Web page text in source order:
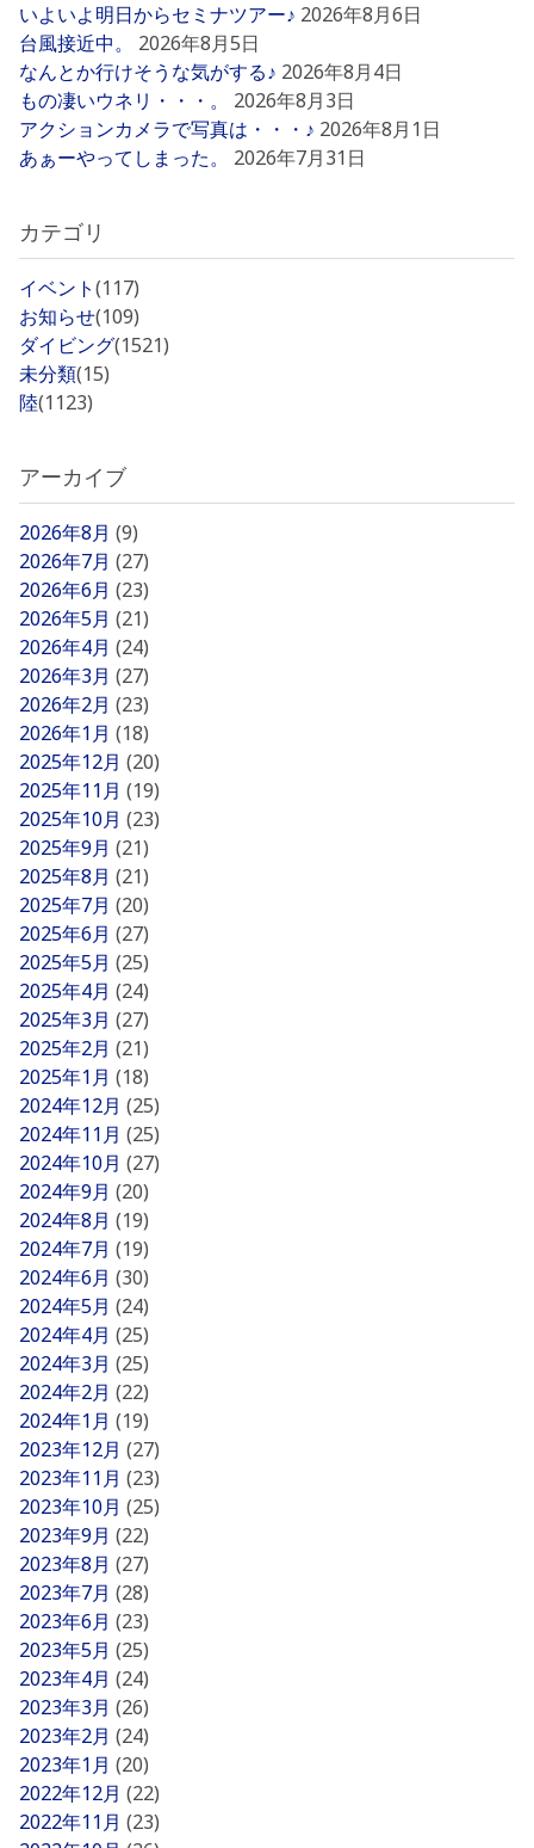
いよいよ明日からセミナツアー♪ 2026年8月6日
台風接近中。
2026年8月5日
なんとか行けそうな気がする♪ 2026年8月4日
もの凄いウネリ・・・。
2026年8月3日
アクションカメラで写真は・・・♪ 2026年8月1日
あぁーやってしまった。
2026年7月31日
カテゴリ
イベント(117)
お知らせ(109)
ダイビング(1521)
未分類(15)
陸(1123)
アーカイブ
2026年8月 (9)
2026年7月 (27)
2026年6月 (23)
2026年5月 (21)
2026年4月 (24)
2026年3月 (27)
2026年2月 (23)
2026年1月 (18)
2025年12月 (20)
2025年11月 (19)
2025年10月 (23)
2025年9月 (21)
2025年8月 (21)
2025年7月 (20)
2025年6月 (27)
2025年5月 (25)
2025年4月 (24)
2025年3月 (27)
2025年2月 (21)
2025年1月 (18)
2024年12月 (25)
2024年11月 (25)
2024年10月 (27)
2024年9月 (20)
2024年8月 (19)
2024年7月 (19)
2024年6月 (30)
2024年5月 (24)
2024年4月 (25)
2024年3月 (25)
2024年2月 (22)
2024年1月 (19)
2023年12月 (27)
2023年11月 (23)
2023年10月 (25)
2023年9月 (22)
2023年8月 (27)
2023年7月 (28)
2023年6月 (23)
2023年5月 (25)
2023年4月 (24)
2023年3月 (26)
2023年2月 (24)
2023年1月 (20)
2022年12月 (22)
2022年11月 (23)